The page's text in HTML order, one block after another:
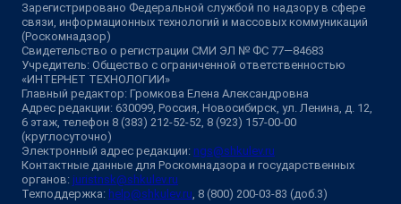
Зарегистрировано Федеральной службой по надзору в сфере
связи, информационных технологий и массовых коммуникаций
(Роскомнадзор)
Свидетельство о регистрации СМИ ЭЛ № ФС 77—84683
Учредитель: Общество с ограниченной ответственностью
«ИНТЕРНЕТ ТЕХНОЛОГИИ»
Главный редактор: Громкова Елена Александровна
Адрес редакции: 630099, Россия, Новосибирск, ул. Ленина, д. 12,
6 этаж, телефон 8 (383) 212-52-52, 8 (923) 157-00-00
(круглосуточно)
Электронный адрес редакции: ngs@shkulev.ru
Контактные данные для Роскомнадзора и государственных
органов: juristnsk@shkulev.ru
Техподдержка: help@shkulev.ru, 8 (800) 200-03-83 (доб.3)